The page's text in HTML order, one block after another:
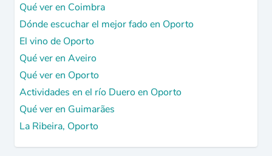
Qué ver en Coimbra
Dónde escuchar el mejor fado en Oporto
El vino de Oporto
Qué ver en Aveiro
Qué ver en Oporto
Actividades en el río Duero en Oporto
Qué ver en Guimarães
La Ribeira, Oporto